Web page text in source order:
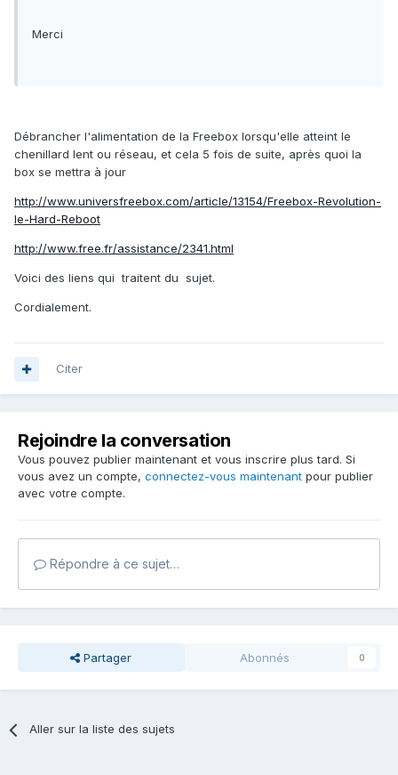
Merci
Débrancher l'alimentation de la Freebox lorsqu'elle atteint le
chenillard lent ou réseau, et cela 5 fois de suite, après quoi la
box se mettra à jour
http://www.universfreebox.com/article/13154/Freebox-Revolution-
le-Hard-Reboot
http://www.free.fr/assistance/2341.html
Voici des liens qui traitent du sujet.
Cordialement.
Citer
Rejoindre la conversation
Vous pouvez publier maintenant et vous inscrire plus tard. Si
vous avez un compte, connectez-vous maintenant pour publier
avec votre compte.
Répondre à ce sujet…
Partager Abonnés 0
Aller sur la liste des sujets